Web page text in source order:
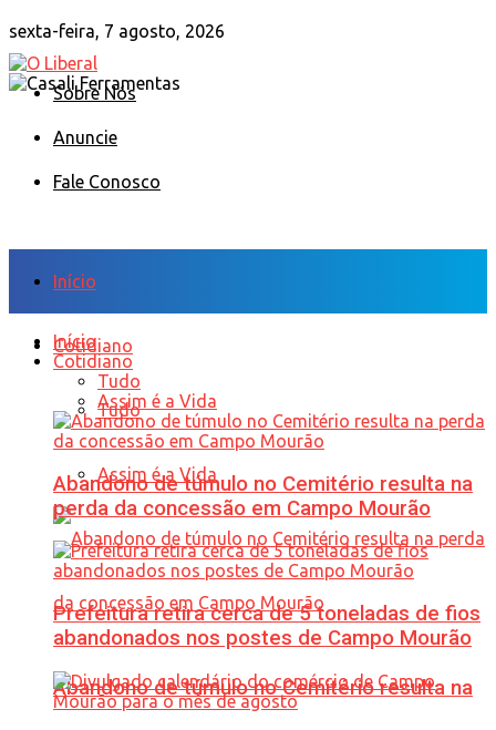
sexta-feira, 7 agosto, 2026
Sobre Nós
Anuncie
Fale Conosco
Início
Cotidiano
Tudo
Assim é a Vida
Abandono de túmulo no Cemitério resulta na
Início
Cotidiano
Tudo
Assim é a Vida
Abandono de túmulo no Cemitério resulta na
perda da concessão em Campo Mourão
Prefeitura retira cerca de 5 toneladas de fios
abandonados nos postes de Campo Mourão